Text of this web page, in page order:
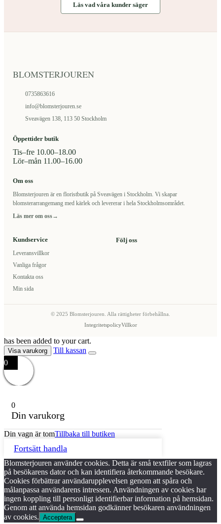
Läs vad våra kunder säger
BLOMSTERJOUREN
0735863616
info@blomsterjouren.se
Sveavägen 138, 113 50 Stockholm
Öppettider butik
Tis–fre 10.00–18.00
Lör–mån 11.00–16.00
Om oss
Blomsterjouren är en floristbutik på Sveavägen i Stockholm. Vi skapar
blomsterarrangemang med kärlek och levererar i hela Stockholmsområdet.
Läs mer om oss→
Kundservice
Leveransvillkor
Vanliga frågor
Kontakta oss
Min sida
Följ oss
© 2025 Blomsterjouren. Alla rättigheter förbehållna.
IntegritetspolicyVillkor
has been added to your cart.
Visa varukorg
Till kassan
0
0
Din varukorg
Din vagn är tomTillbaka till butiken
Fortsätt handla
Blomsterjouren använder cookies. Detta är små textfiler som lagras
på besökarens dator och kan identifiera återkommande besökare.
Cookies förbättrar användarupplevelsen genom att spåra och
målanpassa användarens intressen. Användningen av cookies har
ingen koppling till personligt identifierbar information på hemsidan.
Genom att använda hemsidan godkänner besökaren användningen
av cookies. Acceptera